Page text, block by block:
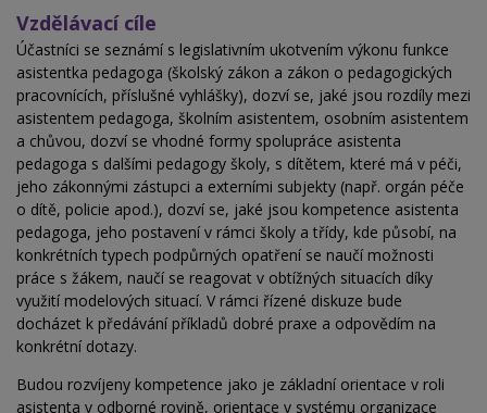
Vzdělávací cíle
Účastníci se seznámí s legislativním ukotvením výkonu funkce
asistentka pedagoga (školský zákon a zákon o pedagogických
pracovnících, příslušné vyhlášky), dozví se, jaké jsou rozdíly mezi
asistentem pedagoga, školním asistentem, osobním asistentem
a chůvou, dozví se vhodné formy spolupráce asistenta
pedagoga s dalšími pedagogy školy, s dítětem, které má v péči,
jeho zákonnými zástupci a externími subjekty (např. orgán péče
o dítě, policie apod.), dozví se, jaké jsou kompetence asistenta
pedagoga, jeho postavení v rámci školy a třídy, kde působí, na
konkrétních typech podpůrných opatření se naučí možnosti
práce s žákem, naučí se reagovat v obtížných situacích díky
využití modelových situací. V rámci řízené diskuze bude
docházet k předávání příkladů dobré praxe a odpovědím na
konkrétní dotazy.
Budou rozvíjeny kompetence jako je základní orientace v roli
asistenta v odborné rovině, orientace v systému organizace